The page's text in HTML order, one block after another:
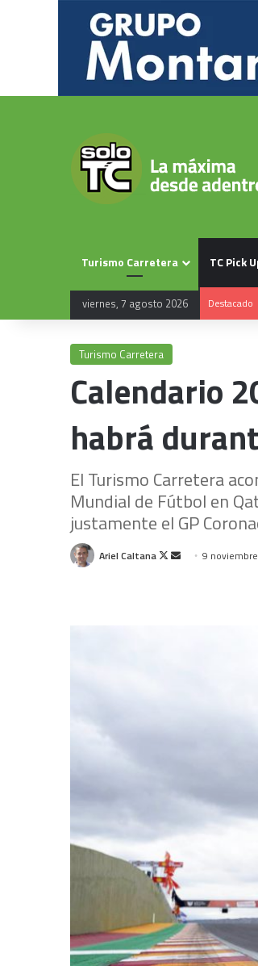
Turismo Carretera TC Pick
viernes, 7 agosto 2026 Destacado
Turismo Carretera
Calendario
habrá
El Turismo Carretera
Mundial de Fútbol en
justamente el GP
Ariel Caltana
Follow
Send 9